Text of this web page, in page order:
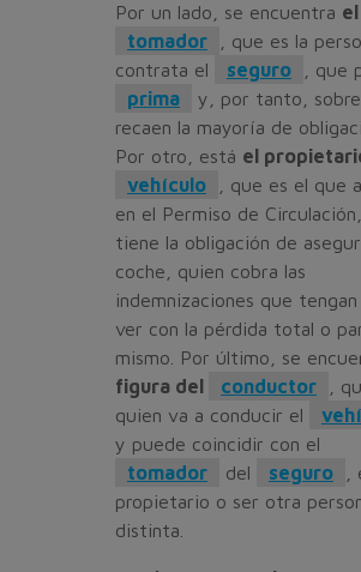
Por un lado, se encuentra el
tomador
, que es la
contrata el
seguro
, que
prima
y, por tanto,
recaen la mayoría de
Por otro, está el
vehículo
, que es el que
en el Permiso de
tiene la obligación de
coche, quien cobra las
indemnizaciones que
ver con la pérdida total o
mismo. Por último, se
figura del
conductor
,
quien va a conducir el
y puede coincidir con el
tomador
del seguro
propietario o ser otra
distinta.